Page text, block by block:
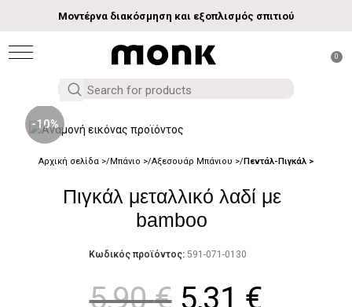
Μοντέρνα διακόσμηση και εξοπλισμός σπιτιού
0
-10%
Αρχική σελίδα Μπάνιο Αξεσουάρ Μπάνιου Πεντάλ-Πιγκάλ
Πιγκάλ μεταλλικό λαδί με
bamboo
Κωδικός προϊόντος: 591-071-0130
5,90€ 5,31 €